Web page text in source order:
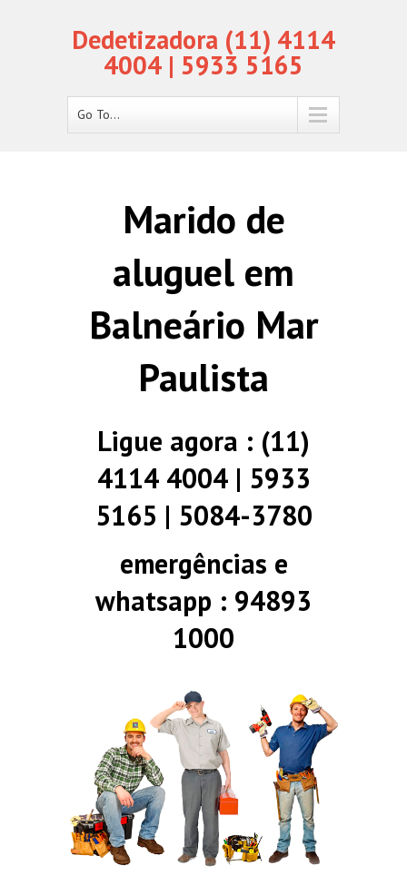
Dedetizadora (11) 4114
4004 | 5933 5165
Go To...
Marido de
aluguel em
Balneário Mar
Paulista
Ligue agora : (11)
4114 4004 | 5933
5165 | 5084-3780
emergências e
whatsapp : 94893
1000